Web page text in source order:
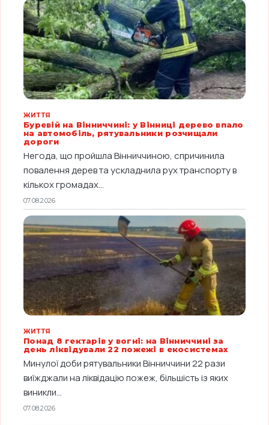
ЖИТТЯ
Буревій на Вінниччині: у Вінниці дерево впало
на автомобіль, рятувальники розчищали
дороги
Негода, що пройшла Вінниччиною, спричинила
повалення дерев та ускладнила рух транспорту в
кількох громадах...
07.08.2026
ЖИТТЯ
Понад 8 гектарів у вогні: на Вінниччині за
день ліквідували 22 пожежі в екосистемах
Минулої доби рятувальники Вінниччини 22 рази
виїжджали на ліквідацію пожеж, більшість із яких
виникли...
07.08.2026